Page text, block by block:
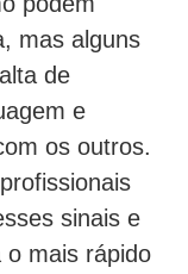
mas alguns
de
e
os outros.
sinais e
o mais rápido